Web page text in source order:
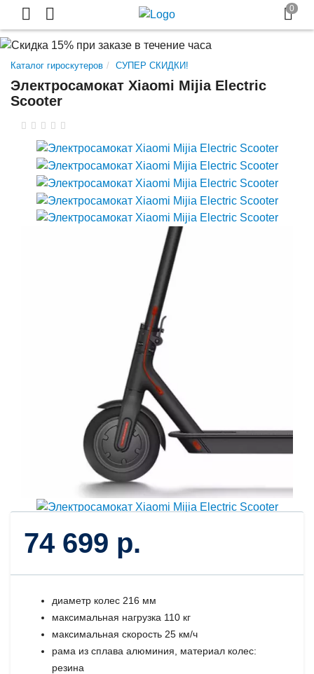
Каталог гироскутеров СУПЕР СКИДКИ!
Электросамокат Xiaomi Mijia Electric
Scooter
74 699 р.
диаметр колес 216 мм
максимальная нагрузка 110 кг
максимальная скорость 25 км/ч
рама из сплава алюминия, материал колес:
резина